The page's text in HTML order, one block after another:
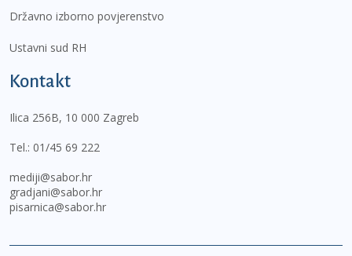
Državno izborno povjerenstvo
Ustavni sud RH
Kontakt
Ilica 256B, 10 000 Zagreb
Tel.: 01/45 69 222
mediji@sabor.hr
gradjani@sabor.hr
pisarnica@sabor.hr